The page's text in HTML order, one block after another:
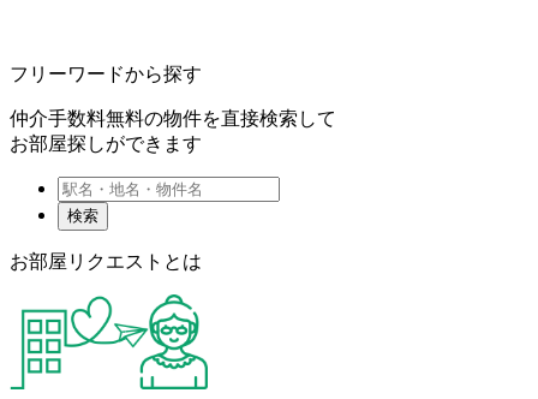
フリーワードから探す
仲介手数料無料の物件を直接検索して
お部屋探しができます
検索
お部屋リクエストとは